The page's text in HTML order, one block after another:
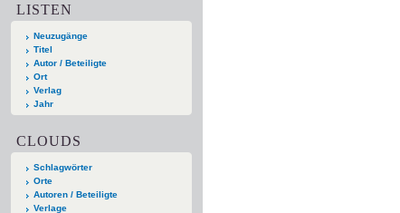
LISTEN
Neuzugänge
Titel
Autor / Beteiligte
Ort
Verlag
Jahr
CLOUDS
Schlagwörter
Orte
Autoren / Beteiligte
Verlage